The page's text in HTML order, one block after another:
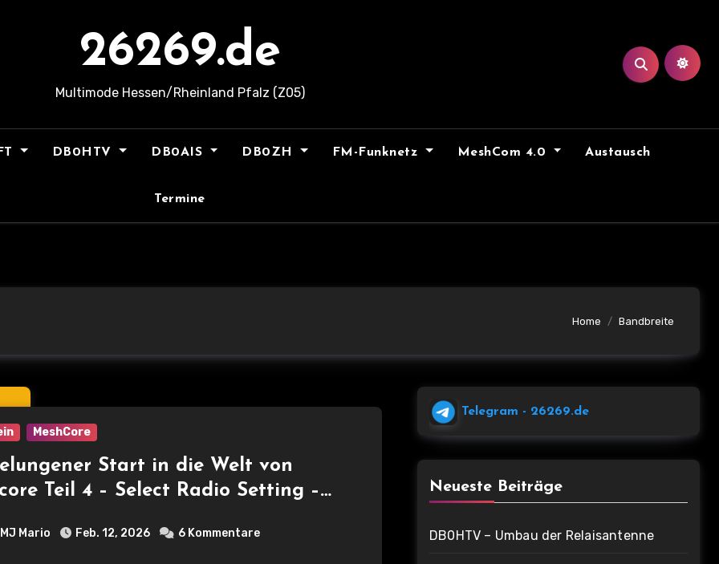
26269.de
Multimode Hessen/Rheinland Pfalz (Z05)
DB0HTV DB0AIS DB0ZH FM-Funknetz MeshCom 4.0 Austausch
Termine
Home Bandbreite
MeshCore
Start in die Welt von
Teil 4 – Select Radio Setting –
genutzt werden?
Mario Feb. 12, 2026 6 Kommentare
Telegram - 26269.de
Neueste Beiträge
DB0HTV – Umbau der Relaisantenne